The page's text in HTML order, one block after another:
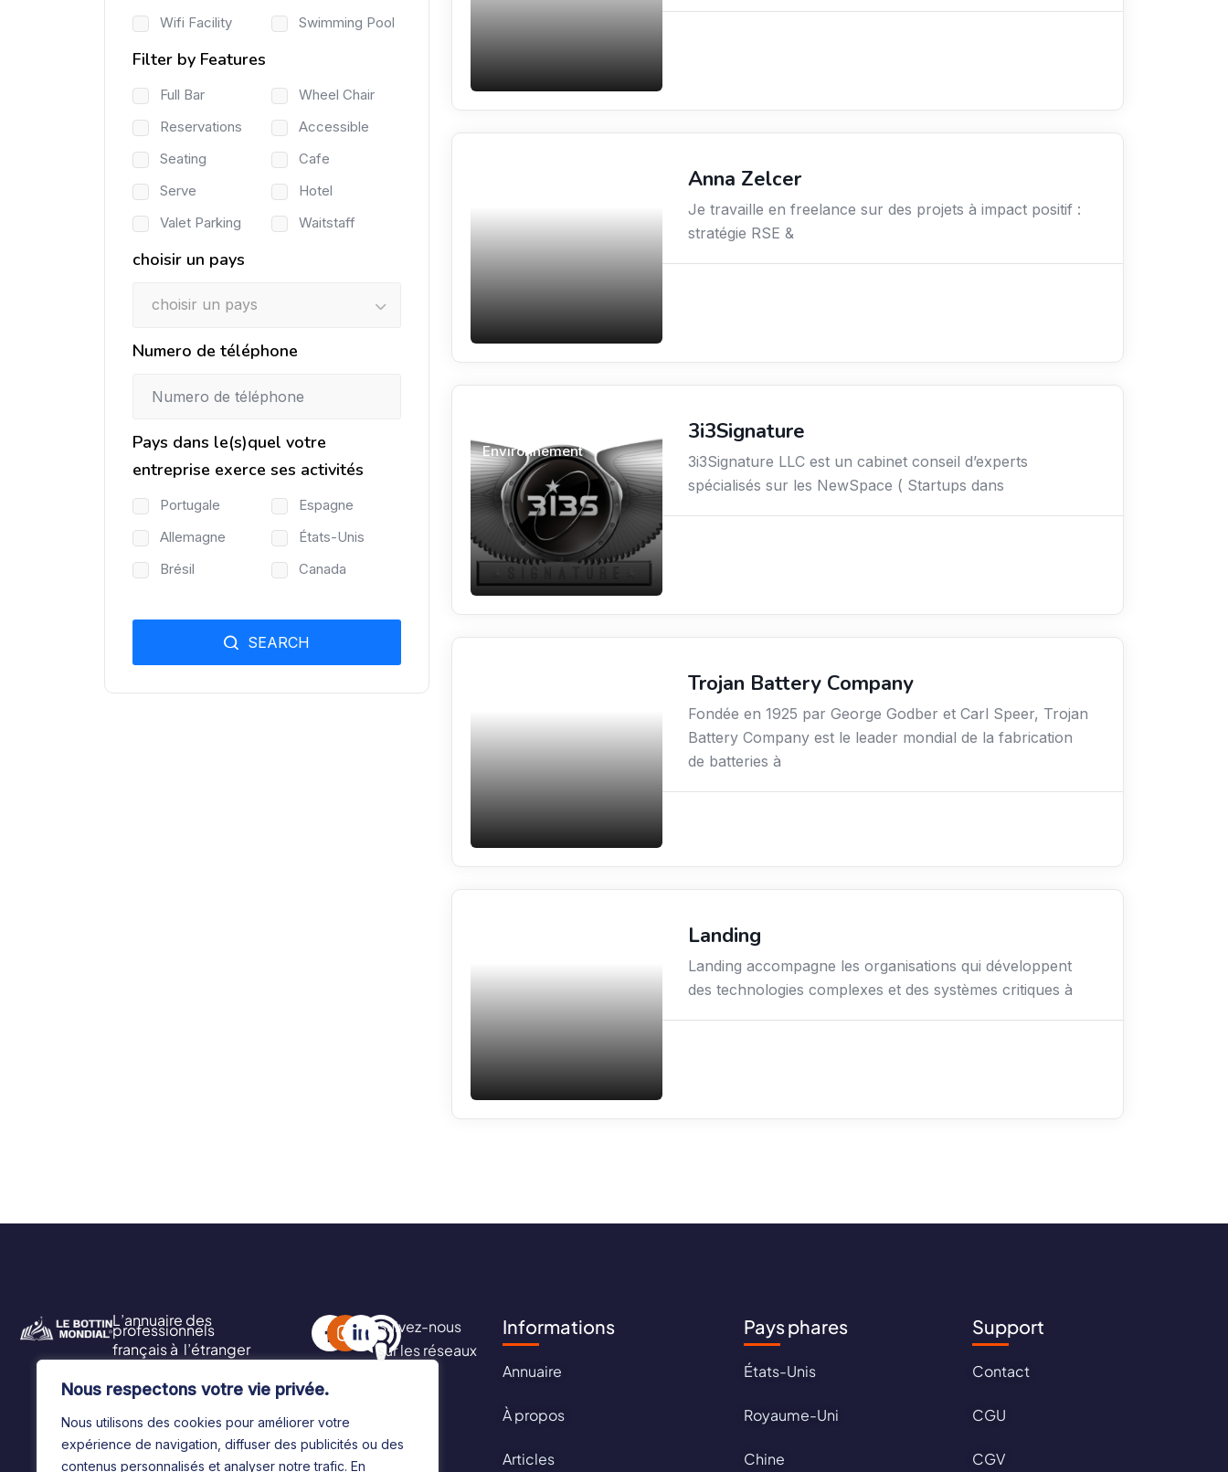
Nous respectons votre vie privée.
Nous utilisons des cookies pour améliorer votre
expérience de navigation, diffuser des publicités ou des
contenus personnalisés et analyser notre trafic. En
Anna Zelcer
Je travaille en freelance sur des projets à impact positif :
stratégie RSE &
Environnement
3i3Signature
3i3Signature LLC est un cabinet conseil d’experts
spécialisés sur les NewSpace ( Startups dans
Trojan Battery Company
Fondée en 1925 par George Godber et Carl Speer, Trojan
Battery Company est le leader mondial de la fabrication
de batteries à
Landing
Landing accompagne les organisations qui développent
des technologies complexes et des systèmes critiques à
Wifi Facility
Swimming Pool
Filter by Features
Full Bar
Wheel Chair
Reservations
Accessible
Seating
Cafe
Serve
Hotel
Valet Parking
Waitstaff
choisir un pays
choisir un pays
Numero de téléphone
Pays dans le(s)quel votre
entreprise exerce ses activités
Portugale
Espagne
Allemagne
États-Unis
Brésil
Canada
SEARCH
L’annuaire des
professionnels
français à l’étranger
Suivez-nous
sur les réseaux
Informations
Annuaire
À propos
Articles
Pays phares
États-Unis
Royaume-Uni
Chine
Support
Contact
CGU
CGV